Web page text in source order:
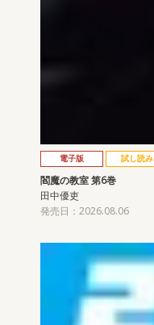
電子版 試し読み
閻魔の教室 第6巻
田中優吏
発売日：2026.08.06